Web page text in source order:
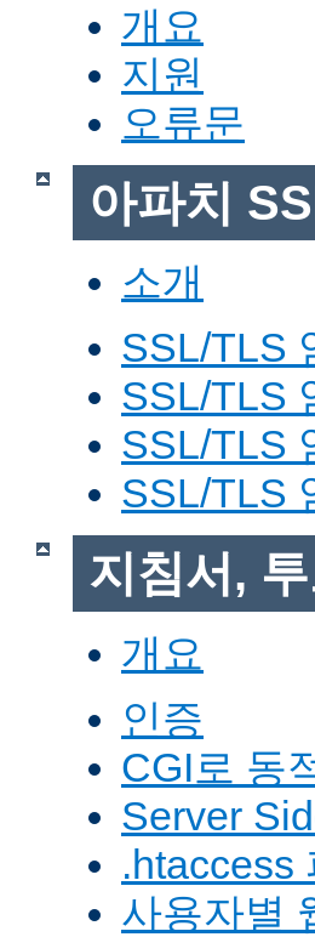
개요
지원
오류문
아파치
소개
SSL/TLS
SSL/TLS
SSL/TLS
SSL/TLS
지침서,
개요
인증
CGI로 동
Server
.htaccess
사용자별